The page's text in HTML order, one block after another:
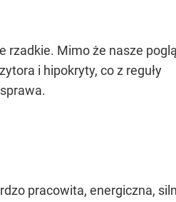
rzadkie. Mimo że nasze
i hipokryty, co z reguły
pracowita, energiczna,